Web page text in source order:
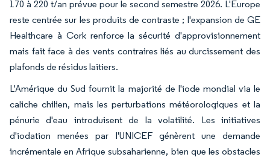
170 à 220 t/an prévue pour le second semestre 2026. L'Europe
reste centrée sur les produits de contraste ; l'expansion de GE
Healthcare à Cork renforce la sécurité d'approvisionnement
mais fait face à des vents contraires liés au durcissement des
plafonds de résidus laitiers.
L'Amérique du Sud fournit la majorité de l'iode mondial via le
caliche chilien, mais les perturbations météorologiques et la
pénurie d'eau introduisent de la volatilité. Les initiatives
d'iodation menées par l'UNICEF génèrent une demande
incrémentale en Afrique subsaharienne, bien que les obstacles